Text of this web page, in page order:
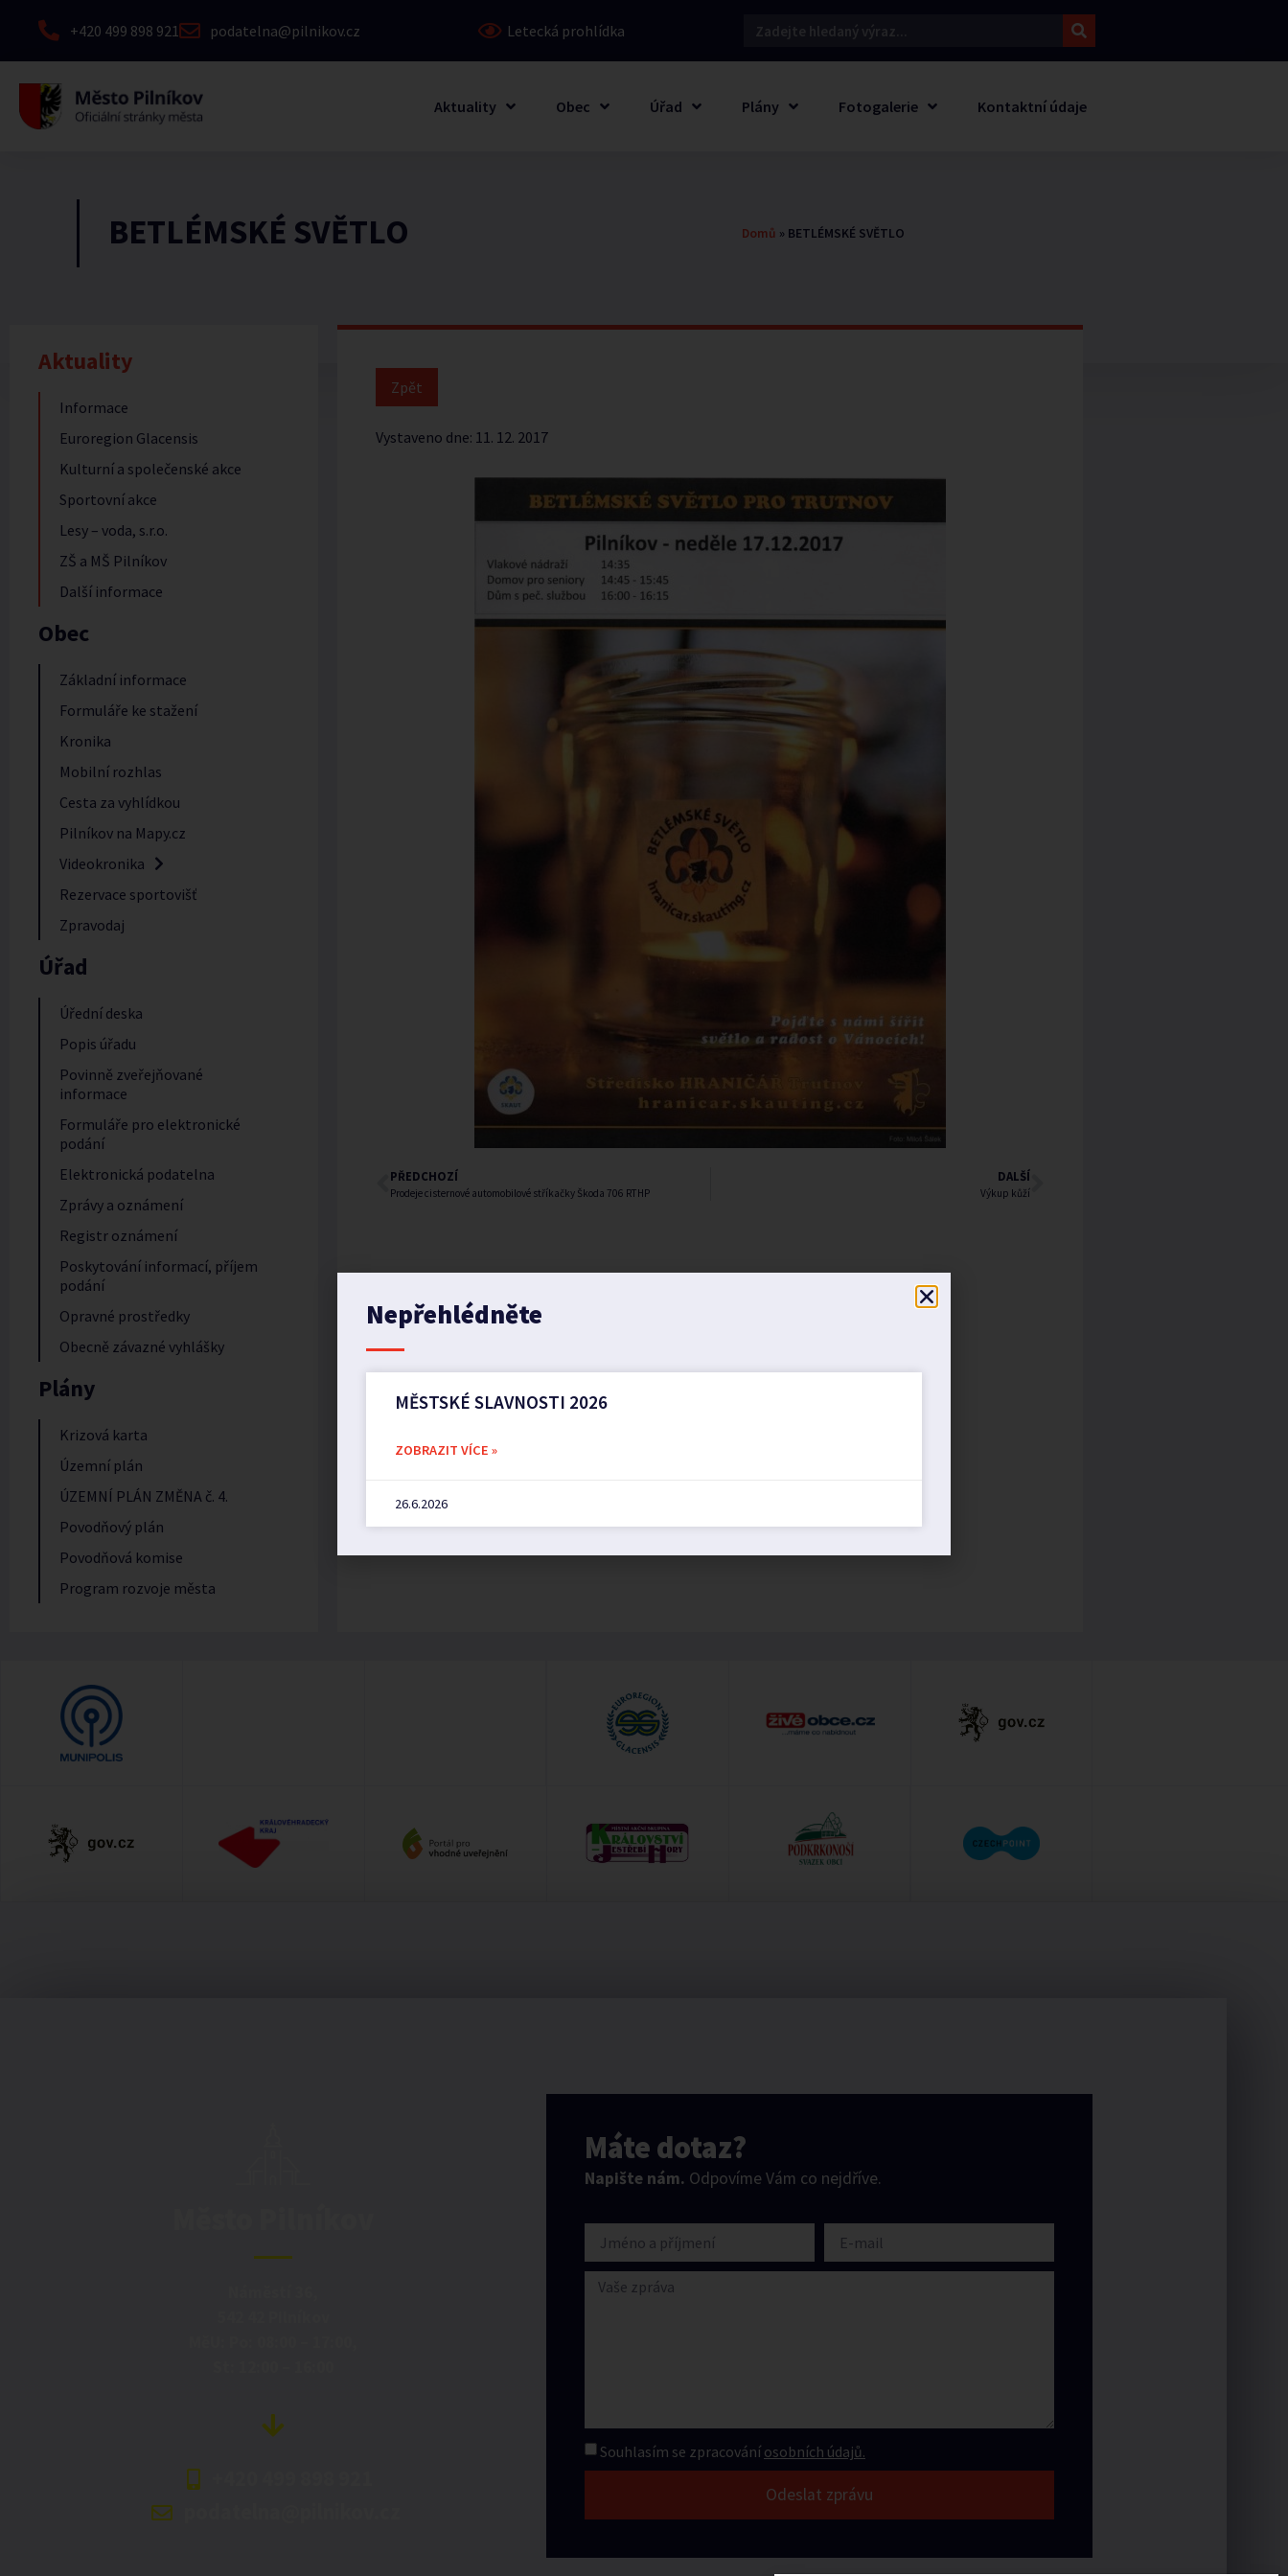
+420 499 898 921 podatelna@pilnikov.cz Letecká prohlídka
Aktuality Obec Úřad Plány Fotogalerie Kontaktní údaje
BETLÉMSKÉ SVĚTLO Domů » BETLÉMSKÉ SVĚTLO
Aktuality
Informace
Euroregion Glacensis
Kulturní a společenské akce
Sportovní akce
Lesy – voda, s.r.o.
ZŠ a MŠ Pilníkov
Další informace
Obec
Základní informace
Formuláře ke stažení
Kronika
Mobilní rozhlas
Cesta za vyhlídkou
Pilníkov na Mapy.cz
Videokronika
Rezervace sportovišť
Zpravodaj
Úřad
Úřední deska
Popis úřadu
Povinně zveřejňované
informace
Formuláře pro elektronické
podání
Elektronická podatelna
Zprávy a oznámení
Registr oznámení
Poskytování informací, příjem
podání
Opravné prostředky
Obecně závazné vyhlášky
Plány
Krizová karta
Územní plán
ÚZEMNÍ PLÁN ZMĚNA č. 4.
Povodňový plán
Povodňová komise
Program rozvoje města
Vystaveno dne: 11. 12. 2017
PŘEDCHOZÍ
Prodeje cisternové automobilové stříkačky Škoda 706 RTHP
DALŠÍ
Výkup kůží
Máte dotaz?
Napište nám. Odpovíme Vám co nejdříve.
Souhlasím se zpracování osobních údajů.
Odeslat zprávu
Nepřehlédněte
MĚSTSKÉ SLAVNOSTI 2026
ZOBRAZIT VÍCE »
26.6.2026